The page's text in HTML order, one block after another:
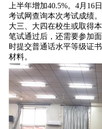
上半年增加40.5%。4月16
考试网查询本次考试成绩
大三、大四在校生或取得
笔试通过后，还需要参加
时提交普通话水平等级证
材料。